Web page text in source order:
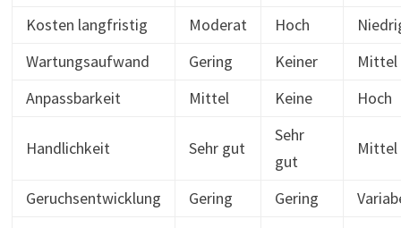
Kosten langfristig
Moderat Hoch
Wartungsaufwand
Gering Keiner
Mittel
Anpassbarkeit
Mittel Keine Hoch
Handlichkeit Sehr gut
Sehr
gut
Mittel
Geruchsentwicklung Gering Gering